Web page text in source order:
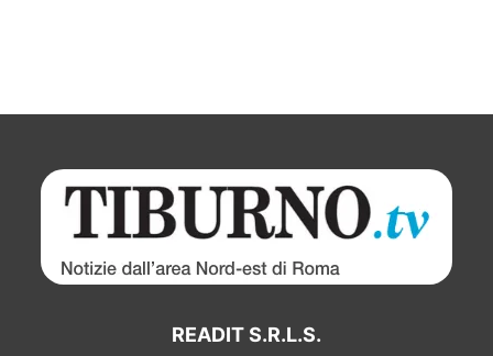
READIT S.R.L.S.